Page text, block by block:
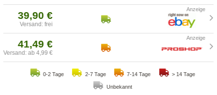
39,90 €
Versand: frei
41,49 €
Versand: ab 4,99 €
0-2 Tage 2-7 Tage 7-14 Tage > 14 Tage
Unbekannt